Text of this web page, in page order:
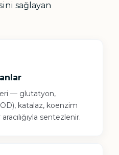
sağlayan
— glutatyon,
katalaz, koenzim
sentezlenir.